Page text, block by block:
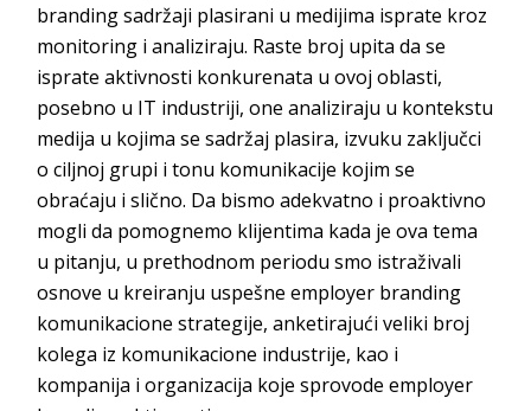
branding sadržaji plasirani u medijima isprate kroz
monitoring i analiziraju. Raste broj upita da se
isprate aktivnosti konkurenata u ovoj oblasti,
posebno u IT industriji, one analiziraju u kontekstu
medija u kojima se sadržaj plasira, izvuku zaključci
o ciljnoj grupi i tonu komunikacije kojim se
obraćaju i slično. Da bismo adekvatno i proaktivno
mogli da pomognemo klijentima kada je ova tema
u pitanju, u prethodnom periodu smo istraživali
osnove u kreiranju uspešne employer branding
komunikacione strategije, anketirajući veliki broj
kolega iz komunikacione industrije, kao i
kompanija i organizacija koje sprovode employer